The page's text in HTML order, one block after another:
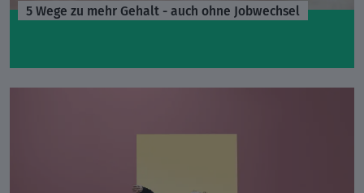
5 Wege zu mehr Gehalt - auch ohne Jobwechsel